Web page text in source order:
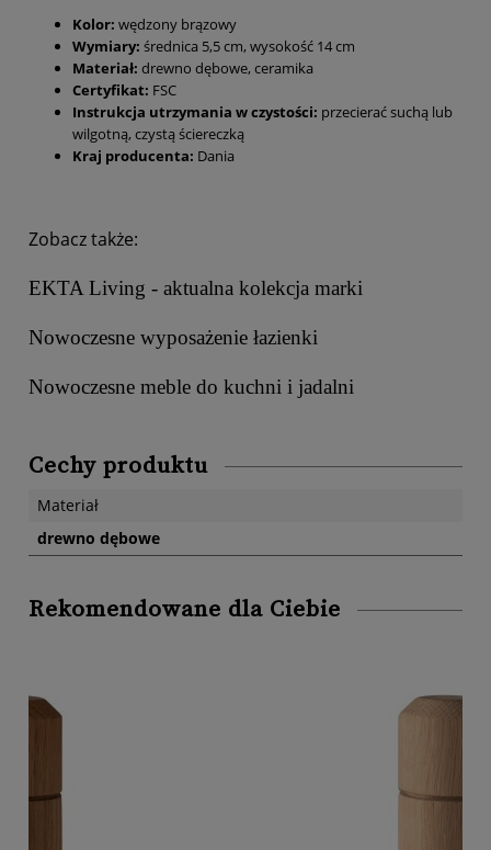
Kolor: wędzony brązowy
Wymiary: średnica 5,5 cm, wysokość 14 cm
Materiał: drewno dębowe, ceramika
Certyfikat: FSC
Instrukcja utrzymania w czystości: przecierać suchą lub
wilgotną, czystą ściereczką
Kraj producenta: Dania
Zobacz także:
EKTA Living - aktualna kolekcja marki
Nowoczesne wyposażenie łazienki
Nowoczesne meble do kuchni i jadalni
Cechy produktu
Materiał
drewno dębowe
Rekomendowane dla Ciebie